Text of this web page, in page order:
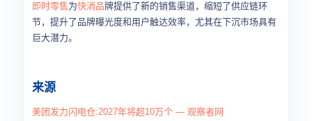
即时零售为快消品牌提供了新的销售渠道，缩短了供应链环
节，提升了品牌曝光度和用户触达效率，尤其在下沉市场具有
巨大潜力。
来源
美团发力闪电仓:2027年将超10万个 — 观察者网